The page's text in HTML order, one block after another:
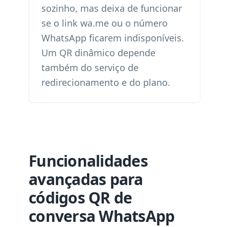
sozinho, mas deixa de funcionar
se o link wa.me ou o número
WhatsApp ficarem indisponíveis.
Um QR dinâmico depende
também do serviço de
redirecionamento e do plano.
Funcionalidades
avançadas para
códigos QR de
conversa WhatsApp